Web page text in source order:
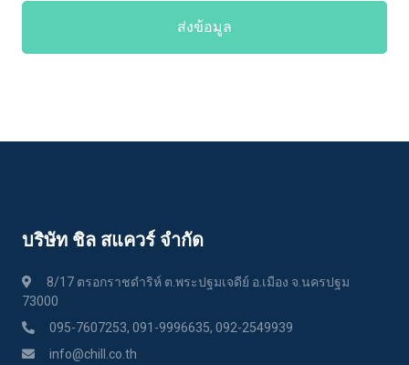
ส่งข้อมูล
บริษัท ชิล สแควร์ จำกัด
8/17 ตรอกราชดำริห์ ต.พระปฐมเจดีย์ อ.เมือง จ.นครปฐม
73000
095-7607253, 091-9996635, 092-2549939
info@chill.co.th